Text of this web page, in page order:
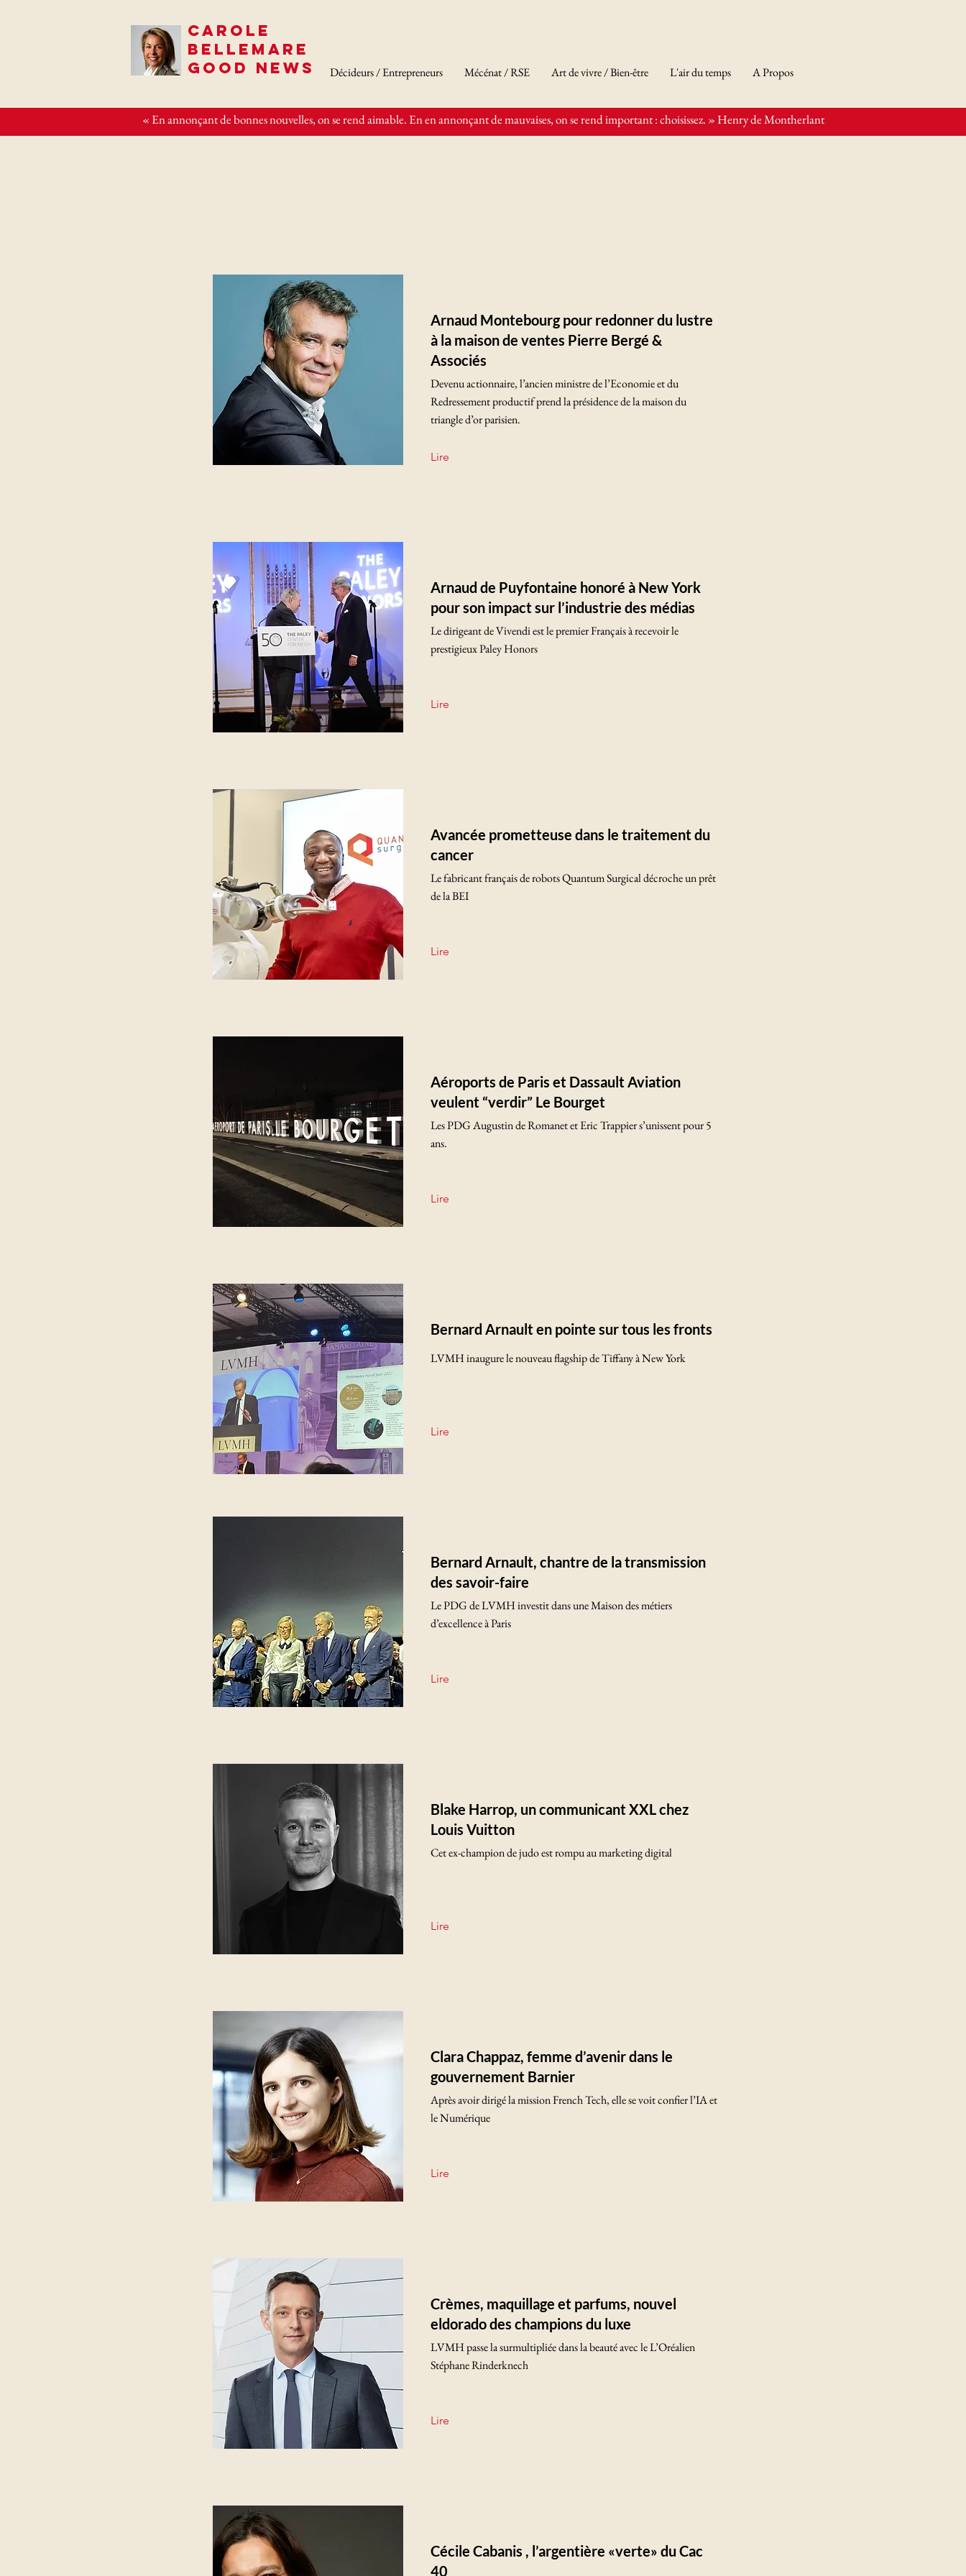
CAROLE
BELLEMARE
GOOD NEWS
Décideurs / Entrepreneurs Mécénat / RSE Art de vivre / Bien-être L'air du temps A Propos
« En annonçant de bonnes nouvelles, on se rend aimable. En en annonçant de mauvaises, on se rend important : choisissez. » Henry de Montherlant
Arnaud Montebourg pour redonner du lustre
à la maison de ventes Pierre Bergé &
Associés
Devenu actionnaire, l’ancien ministre de l’Economie et du
Redressement productif prend la présidence de la maison du
triangle d’or parisien.
Lire
Arnaud de Puyfontaine honoré à New York
pour son impact sur l’industrie des médias
Le dirigeant de Vivendi est le premier Français à recevoir le
prestigieux Paley Honors
Lire
Avancée prometteuse dans le traitement du
cancer
Le fabricant français de robots Quantum Surgical décroche un prêt
de la BEI
Lire
Aéroports de Paris et Dassault Aviation
veulent “verdir” Le Bourget
Les PDG Augustin de Romanet et Eric Trappier s’unissent pour 5
ans.
Lire
Bernard Arnault en pointe sur tous les fronts
LVMH inaugure le nouveau flagship de Tiffany à New York
Lire
Bernard Arnault, chantre de la transmission
des savoir-faire
Le PDG de LVMH investit dans une Maison des métiers
d’excellence à Paris
Lire
Blake Harrop, un communicant XXL chez
Louis Vuitton
Cet ex-champion de judo est rompu au marketing digital
Lire
Clara Chappaz, femme d’avenir dans le
gouvernement Barnier
Après avoir dirigé la mission French Tech, elle se voit confier l’IA et
le Numérique
Lire
Crèmes, maquillage et parfums, nouvel
eldorado des champions du luxe
LVMH passe la surmultipliée dans la beauté avec le L’Oréalien
Stéphane Rinderknech
Lire
Cécile Cabanis , l’argentière «verte» du Cac
40